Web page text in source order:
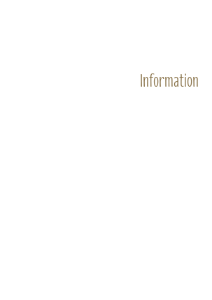
Information